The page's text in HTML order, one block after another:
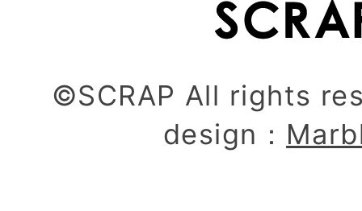
©SCRAP All rights
design：